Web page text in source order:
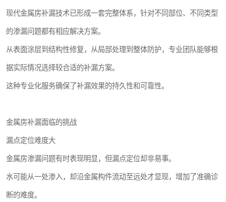
现代金属房补漏技术已形成一套完整体系，针对不同部位、不同类型
的渗漏问题都有相应解决方案。
从表面涂层到结构性修复，从局部处理到整体防护，专业团队能够根
据实际情况选择较合适的补漏方案。
这种专业化服务确保了补漏效果的持久性和可靠性。
金属房补漏面临的挑战
漏点定位难度大
金属房渗漏问题有时表现明显，但漏点定位却非易事。
水可能从一处渗入，却沿金属构件流动至远处才显现，增加了准确诊
断的难度。